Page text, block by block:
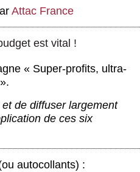
Attac France
est vital !
« Super-profits, ultra-
de diffuser largement
de ces six
autocollants) :